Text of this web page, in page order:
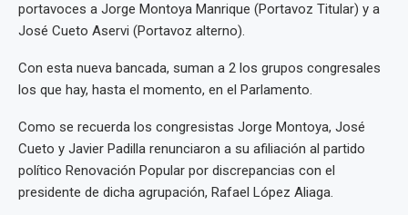
portavoces a Jorge Montoya Manrique (Portavoz Titular) y a
José Cueto Aservi (Portavoz alterno).
Con esta nueva bancada, suman a 2 los grupos congresales
los que hay, hasta el momento, en el Parlamento.
Como se recuerda los congresistas Jorge Montoya, José
Cueto y Javier Padilla renunciaron a su afiliación al partido
político Renovación Popular por discrepancias con el
presidente de dicha agrupación, Rafael López Aliaga.